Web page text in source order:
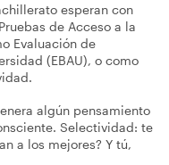
esperan con
de Acceso a la
Evaluación de
(EBAU), o como
algún pensamiento
Selectividad: te
a los mejores? Y tú,